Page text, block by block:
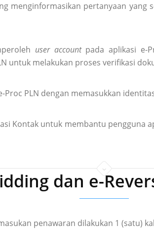
menginformasikan pertanyaan yang
user accountpada aplikasi e-
untuk melakukan proses verifikasi
PLN dengan memasukkan
Kontak untuk membantu pengguna
dan e-
penawaran dilakukan 1 (satu)